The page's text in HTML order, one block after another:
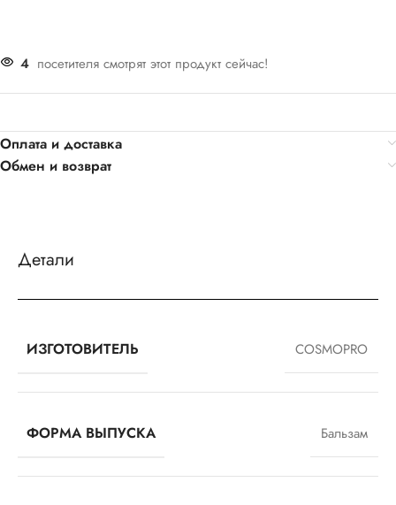
4 посетителя смотрят этот продукт сейчас!
Оплата и доставка
Обмен и возврат
Детали
ИЗГОТОВИТЕЛЬ COSMOPRO
ФОРМА ВЫПУСКА Бальзам